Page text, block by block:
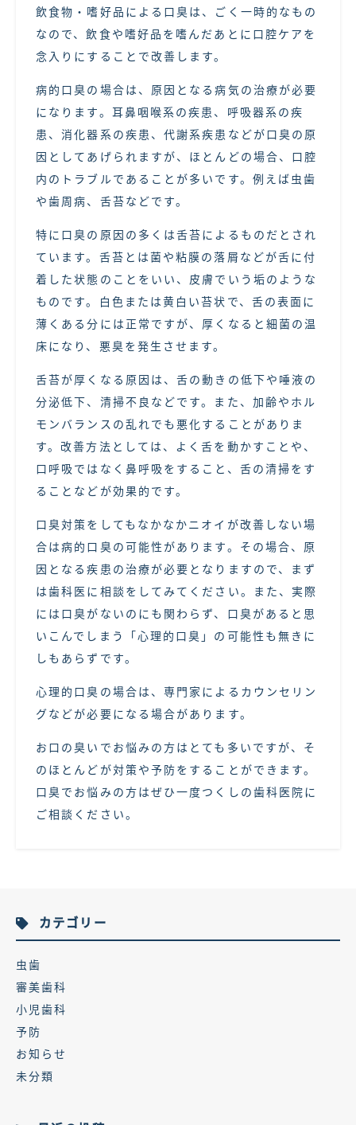
飲食物・嗜好品による口臭は、ごく一時的なもの
なので、飲食や嗜好品を嗜んだあとに口腔ケアを
念入りにすることで改善します。
病的口臭の場合は、原因となる病気の治療が必要
になります。耳鼻咽喉系の疾患、呼吸器系の疾
患、消化器系の疾患、代謝系疾患などが口臭の原
因としてあげられますが、ほとんどの場合、口腔
内のトラブルであることが多いです。例えば虫歯
や歯周病、舌苔などです。
特に口臭の原因の多くは舌苔によるものだとされ
ています。舌苔とは菌や粘膜の落屑などが舌に付
着した状態のことをいい、皮膚でいう垢のような
ものです。白色または黄白い苔状で、舌の表面に
薄くある分には正常ですが、厚くなると細菌の温
床になり、悪臭を発生させます。
舌苔が厚くなる原因は、舌の動きの低下や唾液の
分泌低下、清掃不良などです。また、加齢やホル
モンバランスの乱れでも悪化することがありま
す。改善方法としては、よく舌を動かすことや、
口呼吸ではなく鼻呼吸をすること、舌の清掃をす
ることなどが効果的です。
口臭対策をしてもなかなかニオイが改善しない場
合は病的口臭の可能性があります。その場合、原
因となる疾患の治療が必要となりますので、まず
は歯科医に相談をしてみてください。また、実際
には口臭がないのにも関わらず、口臭があると思
いこんでしまう「心理的口臭」の可能性も無きに
しもあらずです。
心理的口臭の場合は、専門家によるカウンセリン
グなどが必要になる場合があります。
お口の臭いでお悩みの方はとても多いですが、そ
のほとんどが対策や予防をすることができます。
口臭でお悩みの方はぜひ一度つくしの歯科医院に
ご相談ください。
カテゴリー
虫歯
審美歯科
小児歯科
予防
お知らせ
未分類